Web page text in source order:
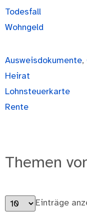
Todesfall
Wohngeld
Ausweisdokumente,
Heirat
Lohnsteuerkarte
Rente
Themen
Einträge